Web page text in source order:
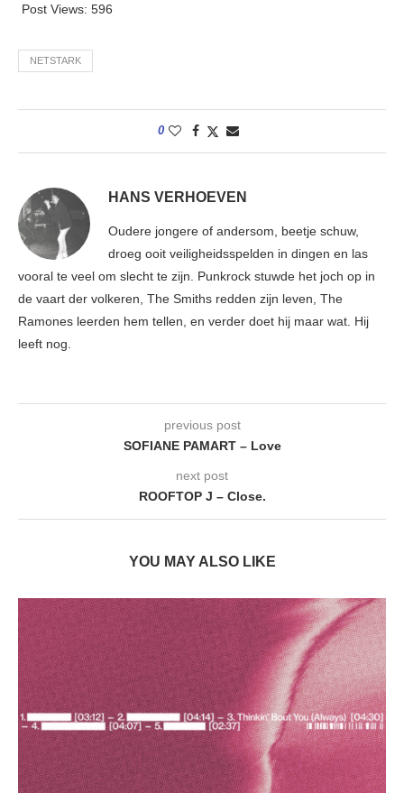
Post Views: 596
NETSTARK
0
HANS VERHOEVEN
Oudere jongere of andersom, beetje schuw,
droeg ooit veiligheidsspelden in dingen en las
vooral te veel om slecht te zijn. Punkrock stuwde het joch op in
de vaart der volkeren, The Smiths redden zijn leven, The
Ramones leerden hem tellen, en verder doet hij maar wat. Hij
leeft nog.
previous post
SOFIANE PAMART – Love
next post
ROOFTOP J – Close.
YOU MAY ALSO LIKE